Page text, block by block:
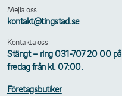
Mejla oss
kontakt@tingstad.se
Kontakta oss
Stängt – ring 031-707 20 00 på
fredag från kl. 07:00.
Företagsbutiker